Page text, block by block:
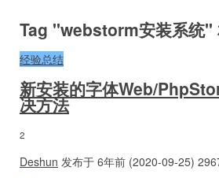
Tag "webstorm安装系统"
经验总结
新安装的字体Web/
决方法
2
Deshun 发布于 6年前 (2020-09-25)